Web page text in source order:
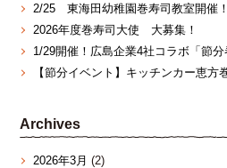
2/25 東海田幼稚園巻寿司教室開催！
2026年度巻寿司大使 大募集！
1/29開催！広島企業4社コラボ「節分
【節分イベント】キッチンカー恵方
Archives
2026年3月 (2)